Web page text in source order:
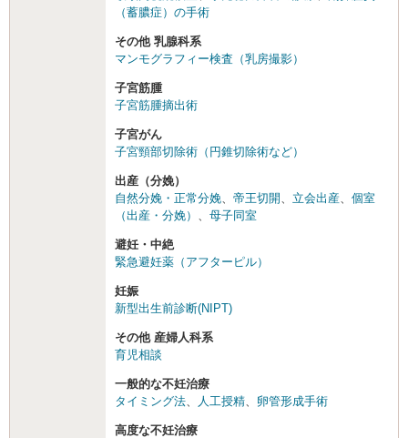
（蓄膿症）の手術
その他 乳腺科系
マンモグラフィー検査（乳房撮影）
子宮筋腫
子宮筋腫摘出術
子宮がん
子宮頸部切除術（円錐切除術など）
出産（分娩）
自然分娩・正常分娩
帝王切開 立会出産
個室
（出産・分娩）
母子同室
避妊・中絶
緊急避妊薬（アフターピル）
妊娠
新型出生前診断(NIPT)
その他 産婦人科系
育児相談
一般的な不妊治療
タイミング法
人工授精 卵管形成手術
高度な不妊治療